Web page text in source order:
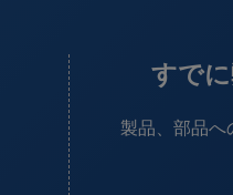
接着剤の除去
自動車のレストア
コンポジットツール洗浄
すで
製品、部品へ